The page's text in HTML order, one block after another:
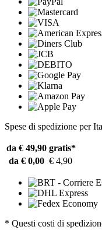
Spese di spedizione per
da € 49,90 gratis*
da € 0,00 € 4,90
* Questi costi di